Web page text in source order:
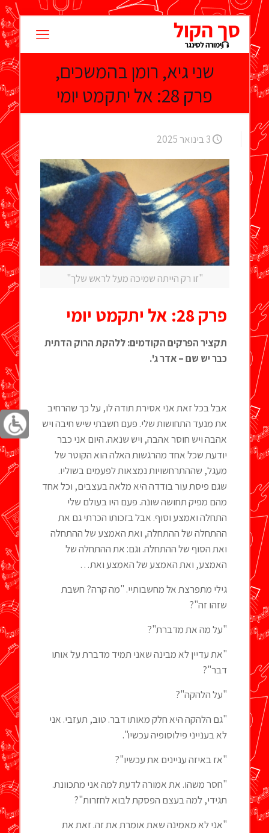
שני גיא, רומן בהמשכים,
פרק 28: אל יתקמט יומי
3 בינואר 2025
"זו רק הייתה שמיכה מעל לראש שלך"
פרק 28: אל יתקמט יומי
תקציר הפרקים הקודמים: ללהקת הרוק הדתית
כבר יש שם – אדר ג'.
אבל בכל זאת אני אסירת תודה לו, על כך שהרחיב
את מנעד התחושות שלי. פעם חשבתי שיש חיבה ויש
אהבה ויש חוסר אהבה, ויש שנאה. היום אני כבר
יודעת שכל אחד מהרגשות האלה הוא הקוטר של
מעגל, שההתרחשויות נמצאות לפעמים בשוליו.
שגם פיסת עור בודדה היא מלאה בעצבים, וכל אחד
מהם מפיק תחושה שונה. פעם היו בעולם שלי
התחלה ואמצע וסוף. אבל בזכותו הכרתי גם את
ההתחלה של ההתחלה, ואת האמצע של ההתחלה
ואת הסוף של ההתחלה. וגם: את ההתחלה של
האמצע, ואת האמצע של האמצע ואת…
גילי מתפרצת אל מחשבותיי. "מה קרה? חשבת
שזהו זה"?
"על מה את מדברת"?
"את עדיין לא מבינה שאני תמיד מדברת על אותו
דבר"?
"על הלהקה"?
"גם הלהקה היא חלק מאותו דבר. טוב, תעזבי. אני
לא בענייני פילוסופיה עכשיו".
"אז באיזה עניינים את עכשיו"?
"חסר משהו. את אמורה לדעת למה אני מתכוונת.
תגידי, למה בעצם הפסקת לבוא לחזרות"?
"אני לא מאמינה שאת אומרת את זה. זאת את